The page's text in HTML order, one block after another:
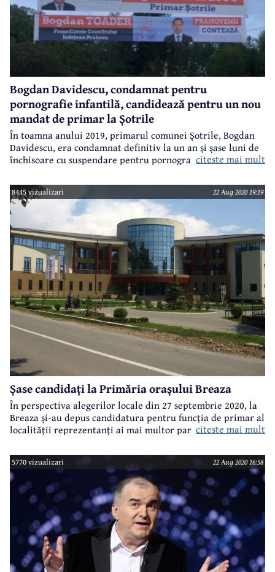
Bogdan Davidescu, condamnat pentru
pornografie infantilă, candidează pentru un nou
mandat de primar la Șotrile
În toamna anului 2019, primarul comunei Șotrile, Bogdan
Davidescu, era condamnat definitiv la un an și șase luni de
închisoare cu suspendare pentru pornografie infantilă.
mandatului său de primar în ianuarie 2020, pentru ca,
după scurt timp, Davidescu să revină în Primăria Șotrile
fiind angajat consilier personal al viceprimarului cu
atribuții de primar. Acum, Bogdan Davidescu a decis să
candideze ca independent pentru un nou mandat de
primar al comunei Șotrile.
citeste mai mult
8445 vizualizari 22 Aug 2020 19:19
Șase candidați la Primăria orașului Breaza
În perspectiva alegerilor locale din 27 septembrie 2020, la
Breaza și-au depus candidatura pentru funcția de primar al
localității reprezentanți ai mai multor partide și alianțe.
citeste mai mult
5770 vizualizari 22 Aug 2020 16:58